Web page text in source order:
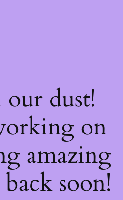
our dust!
on
amazing
soon!